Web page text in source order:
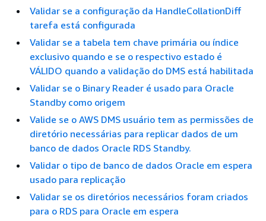
Validar se a configuração da HandleCollationDiff
tarefa está configurada
Validar se a tabela tem chave primária ou índice
exclusivo quando e se o respectivo estado é
VÁLIDO quando a validação do DMS está habilitada
Validar se o Binary Reader é usado para Oracle
Standby como origem
Valide se o AWS DMS usuário tem as permissões de
diretório necessárias para replicar dados de um
banco de dados Oracle RDS Standby.
Validar o tipo de banco de dados Oracle em espera
usado para replicação
Validar se os diretórios necessários foram criados
para o RDS para Oracle em espera